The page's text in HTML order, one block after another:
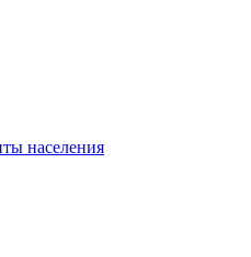
населения